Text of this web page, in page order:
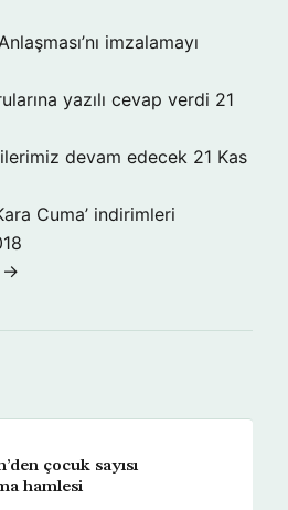
imzalamayı
yazılı cevap verdi 21
devam edecek 21 Kas
Cuma’ indirimleri
→
çocuk sayısı
hamlesi